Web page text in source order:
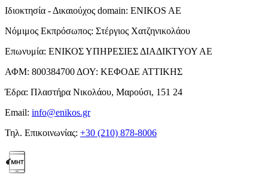
Ιδιοκτησία - Δικαιούχος domain: ENIKOS AE
Νόμιμος Εκπρόσωπος: Στέργιος Χατζηνικολάου
Επωνυμία: ΕΝΙΚΟΣ ΥΠΗΡΕΣΙΕΣ ΔΙΑΔΙΚΤΥΟΥ ΑΕ
ΑΦΜ: 800384700 ΔΟΥ: ΚΕΦΟΔΕ ΑΤΤΙΚΗΣ
Έδρα: Πλαστήρα Νικολάου, Μαρούσι, 151 24
Email: info@enikos.gr
Τηλ. Επικοινωνίας: +30 (210) 878-8006